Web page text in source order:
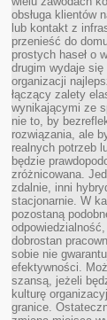
obsługa klientów
lub kontakt z
przenieść do
prostych haseł o
drugim wydaje
organizacji
łączący zalety
wynikającymi ze
nie to, by
rozwiązania, ale
realnych potrzeb
będzie
zróżnicowana.
zdalnie, inni
stacjonarnie. W
pozostaną
dobrostan
sobie nie
efektywności.
szansą, jeżeli
kulturę
granice.